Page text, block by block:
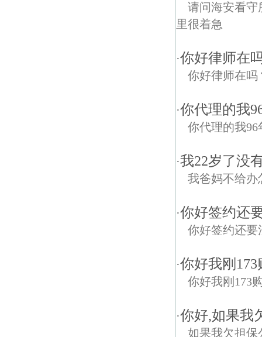
请问海安看守
里很着急
·你好律师在
你好律师在吗
·你代理的我
你代理的我
·我22岁了没
我爸妈不给办
·你好签约还
你好签约还要
·你好我刚
你好我刚173
·你好,如果我
如果我欠担保